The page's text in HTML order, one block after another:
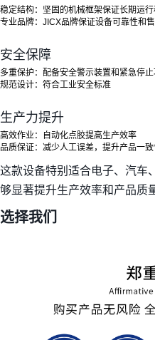
稳定结构：坚固的机械框架保证长期运
专业品牌：JICX品牌保证设备可靠性和
安全保障
多重保护 ：配备安全警示装置和紧急停
规范设计：符合工业安全标准
生产力提升
高效作业 ：自动化点胶提高生产效率
品质保证：减少人工误差，提升产品一致
这款设备特别适合电子、汽车
够显著提升生产效率和产品质
选择我们